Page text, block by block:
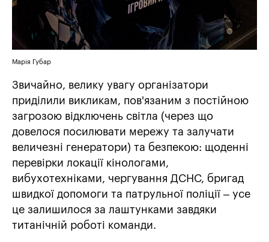
Марія Губар
Звичайно, велику увагу організатори
приділили викликам, пов'язаним з постійною
загрозою відключень світла (через що
довелося посилювати мережу та залучати
величезні генератори) та безпекою: щоденні
перевірки локації кінологами,
вибухотехніками, чергування ДСНС, бригад
швидкої допомоги та патрульної поліції – усе
це залишилося за лаштунками завдяки
титанічній роботі команди.